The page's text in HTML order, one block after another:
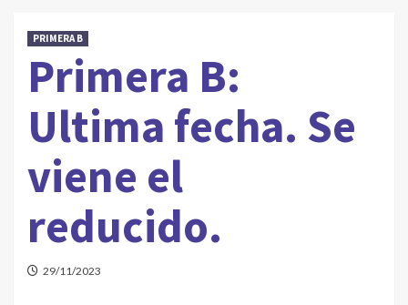
PRIMERA B
Primera B:
Ultima fecha. Se
viene el
reducido.
29/11/2023